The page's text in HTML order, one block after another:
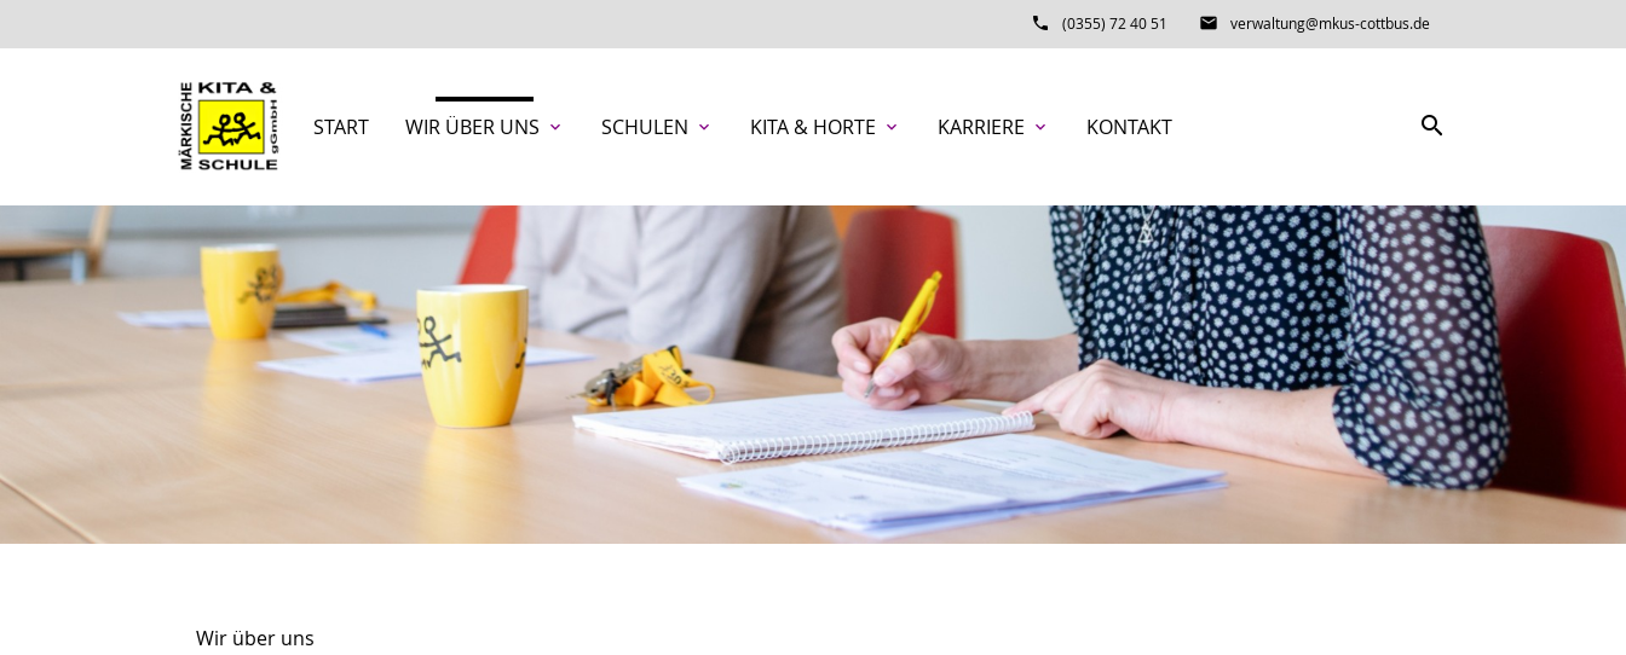
email verwaltung@mkus-cottbus.de
phone (0355) 72 40 51
START WIR ÜBER UNS expand_more SCHULEN expand_more KITA & HORTE expand_more KARRIERE expand_more KONTAKT search
Suchbegriffe SUCHEN
Wir über uns